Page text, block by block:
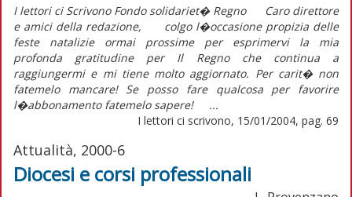
I lettori ci Scrivono Fondo solidariet� Regno Caro direttore
e amici della redazione, colgo l�occasione propizia delle
feste natalizie ormai prossime per esprimervi la mia
profonda gratitudine per Il Regno che continua a
raggiungermi e mi tiene molto aggiornato. Per carit� non
fatemelo mancare! Se posso fare qualcosa per favorire
l�abbonamento fatemelo sapere! ...
I lettori ci scrivono, 15/01/2004, pag. 69
Attualità, 2000-6
Diocesi e corsi professionali